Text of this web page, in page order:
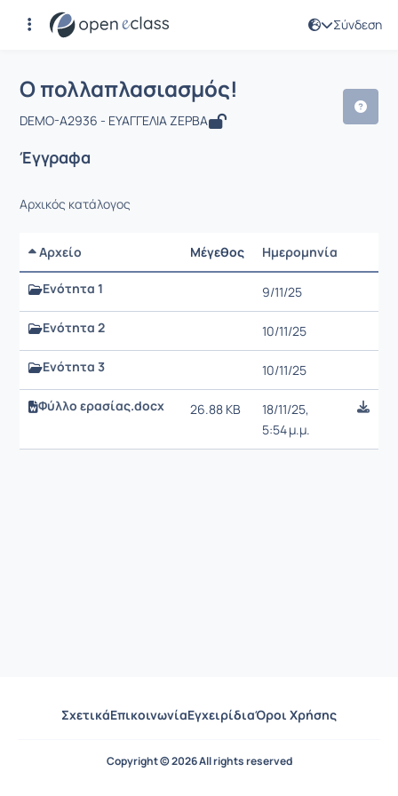
Σύνδεση
Αρχική Σελίδα
Μάθημα : Ο πολλαπλασιασμός!
Ο πολλαπλασιασμός!
DEMO-A2936 - ΕΥΑΓΓΕΛΙΑ ΖΕΡΒΑ
Έγγραφα
Αρχικός κατάλογος
Αρχείο Μέγεθος Ημερομηνία
Ενότητα 1
9/11/25
Ενότητα 2 10/11/25
Ενότητα 3 10/11/25
Φύλλο ερασίας.docx 26.88 KB
18/11/25,
5:54 μ.μ.
ΣχετικάΕπικοινωνίαΕγχειρίδιαΌροι Χρήσης
Copyright © 2026 All rights reserved